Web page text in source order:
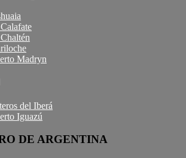
Madryn
del Iberá
Iguazú
DE ARGENTINA